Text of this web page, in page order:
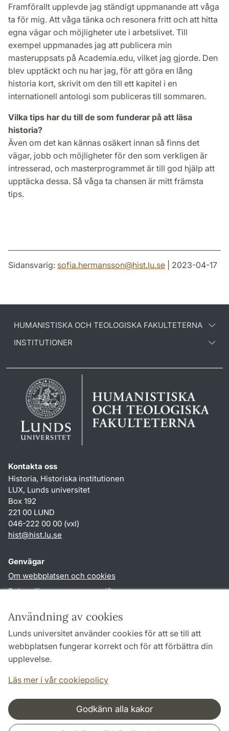
Användning av cookies
Lunds universitet använder cookies för att se till att
webbplatsen fungerar korrekt och för att förbättra din
upplevelse.
Läs mer i vår cookiepolicy
Godkänn alla kakor
Framförallt upplevde jag ständigt uppmanande att våga
ta för mig. Att våga tänka och resonera fritt och att hitta
egna vägar och möjligheter ute i arbetslivet. Till
exempel uppmanades jag att publicera min
masteruppsats på Academia.edu, vilket jag gjorde. Den
blev upptäckt och nu har jag, för att göra en lång
historia kort, skrivit om den till ett kapitel i en
internationell antologi som publiceras till sommaren.
Vilka tips har du till de som funderar på att läsa
historia?
Även om det kan kännas osäkert innan så finns det
vägar, jobb och möjligheter för den som verkligen är
intresserad, och masterprogrammet är till god hjälp att
upptäcka dessa. Så våga ta chansen är mitt främsta
tips.
Sidansvarig: sofia.hermansson@hist.lu.se | 2023-04-17
HUMANISTISKA OCH TEOLOGISKA FAKULTETERNA
INSTITUTIONER
Kontakta oss
Historia, Historiska institutionen
LUX, Lunds universitet
Box 192
221 00 LUND
046-222 00 00 (vxl)
hist@hist.lu.se
Genvägar
Om webbplatsen och cookies
Behandling av personuppgifter
TYPO3-login
Följ oss i sociala medier
Samarbeten och nätverk